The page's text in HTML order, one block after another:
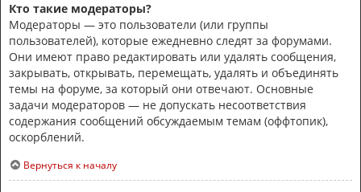
Кто такие модераторы?
Модераторы — это пользователи (или группы
пользователей), которые ежедневно следят за форумами.
Они имеют право редактировать или удалять сообщения,
закрывать, открывать, перемещать, удалять и объединять
темы на форуме, за который они отвечают. Основные
задачи модераторов — не допускать несоответствия
содержания сообщений обсуждаемым темам (оффтопик),
оскорблений.
Вернуться к началу